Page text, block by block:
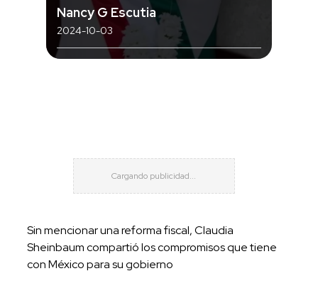
Nancy G Escutia
2024-10-03
Sin mencionar una reforma fiscal, Claudia
Sheinbaum compartió los compromisos que tiene
con México para su gobierno